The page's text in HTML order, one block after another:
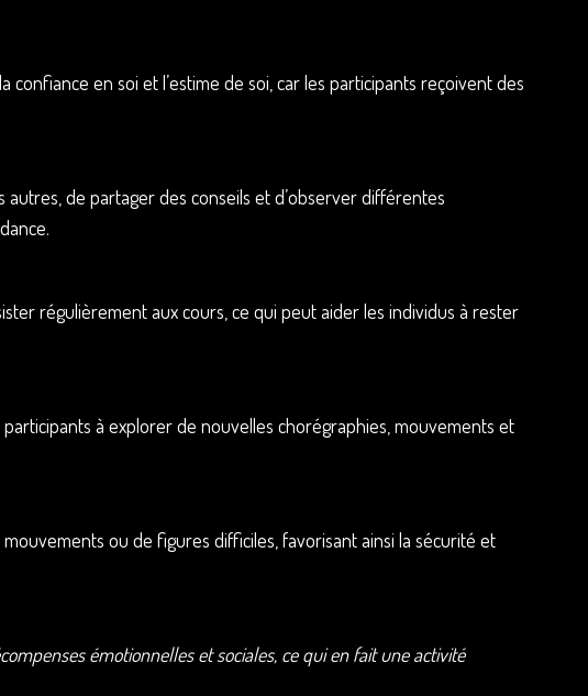
en soi et l’estime de soi, car les participants reçoivent des
de partager des conseils et d’observer différentes
régulièrement aux cours, ce qui peut aider les individus à rester
à explorer de nouvelles chorégraphies, mouvements et
ou de figures difficiles, favorisant ainsi la sécurité et
émotionnelles et sociales, ce qui en fait une activité